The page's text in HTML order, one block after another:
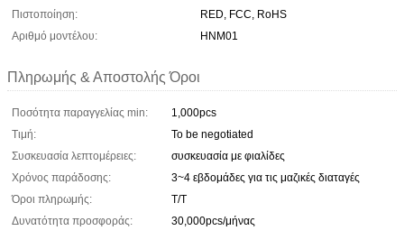
Πιστοποίηση:
RED, FCC, RoHS
Αριθμό μοντέλου:
HNM01
Πληρωμής & Αποστολής Όροι
Ποσότητα παραγγελίας min:
1,000pcs
Τιμή:
To be negotiated
Συσκευασία λεπτομέρειες:
συσκευασία με φιαλίδες
Χρόνος παράδοσης:
3~4 εβδομάδες για τις μαζικές διαταγές
Όροι πληρωμής:
Τ/Τ
Δυνατότητα προσφοράς:
30,000pcs/μήνας